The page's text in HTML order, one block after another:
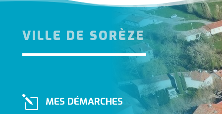
VILLE DE SORÈZE
l MES DÉMARCHES